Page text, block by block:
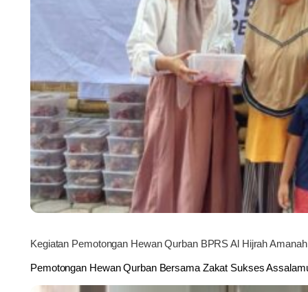
Kegiatan Pemotongan Hewan Qurban BPRS Al Hijrah
Pemotongan Hewan Qurban Bersama Zakat Sukses